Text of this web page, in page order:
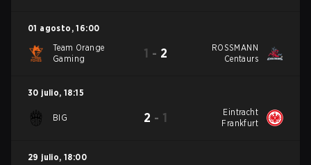
01 agosto , 16:00
Team Orange
Gaming
1 - 2
ROSSMANN
Centaurs
30 julio, 18:15
BIG 2 - 1
Eintracht
Frankfurt
29 julio, 18:00